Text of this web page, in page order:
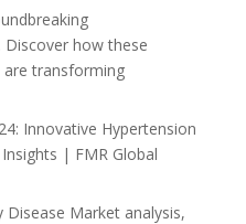
how these
are transforming
Innovative Hypertension
| FMR Global
Disease Market analysis,